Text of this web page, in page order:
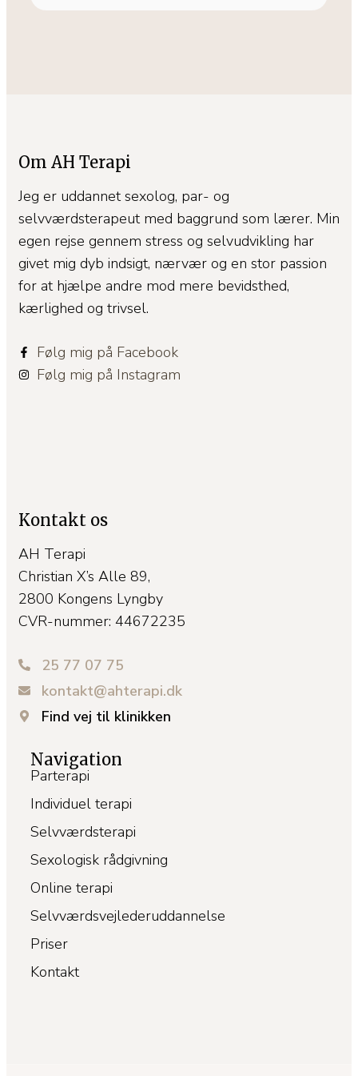
Om AH Terapi
Jeg er uddannet sexolog, par- og
selvværdsterapeut med baggrund som lærer. Min
egen rejse gennem stress og selvudvikling har
givet mig dyb indsigt, nærvær og en stor passion
for at hjælpe andre mod mere bevidsthed,
kærlighed og trivsel.
Følg mig på Facebook
Følg mig på Instagram
Kontakt os
AH Terapi
Christian X’s Alle 89,
2800 Kongens Lyngby
CVR-nummer: 44672235
25 77 07 75
kontakt@ahterapi.dk
Find vej til klinikken
Navigation
Parterapi
Individuel terapi
Selvværdsterapi
Sexologisk rådgivning
Online terapi
Selvværdsvejlederuddannelse
Priser
Kontakt